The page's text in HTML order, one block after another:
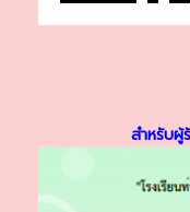
สำหรับผู้